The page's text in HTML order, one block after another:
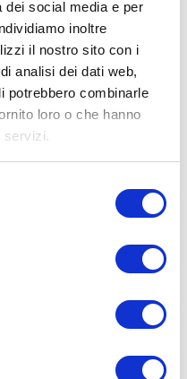
dei social media e per
inoltre
il nostro sito con i
analisi dei dati web,
potrebbero combinarle
loro o che hanno
servizi.
quelli ovviamente salati
industriali contengono tanto
di sale
di sale (più delle patatine!)
(fonti naturali di potassio)
(altrimenti perdi l’effetto
abbinalo a cibi ricchi di